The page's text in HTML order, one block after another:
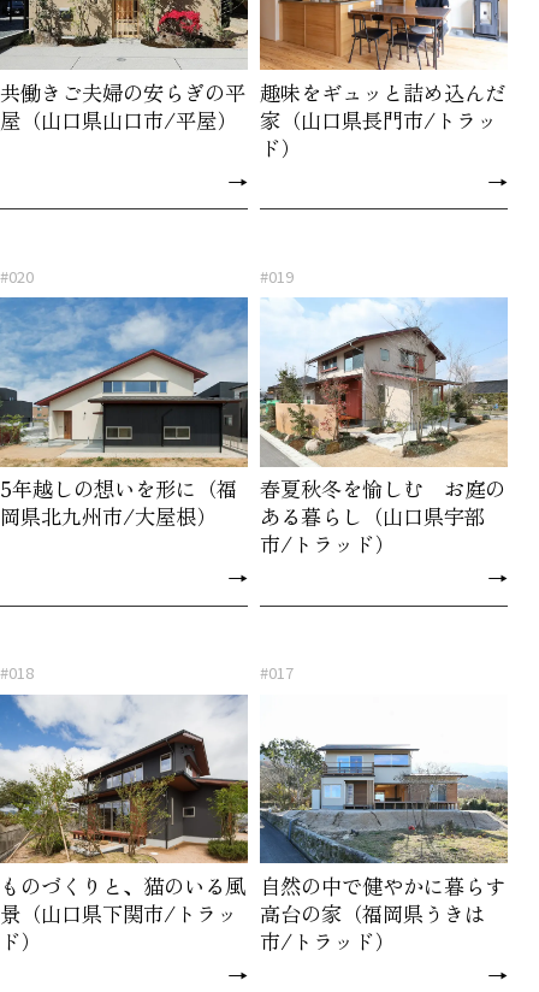
共働きご夫婦の安らぎの平
屋（山口県山口市/平屋）
→
趣味をギュッと詰め込んだ
家（山口県長門市/トラッ
ド）
→
#020
5年越しの想いを形に（福
岡県北九州市/大屋根）
→
#019
春夏秋冬を愉しむ お庭の
ある暮らし（山口県宇部
市/トラッド）
→
#018
ものづくりと、猫のいる風
景（山口県下関市/トラッ
ド）
→
#017
自然の中で健やかに暮らす
高台の家（福岡県うきは
市/トラッド）
→